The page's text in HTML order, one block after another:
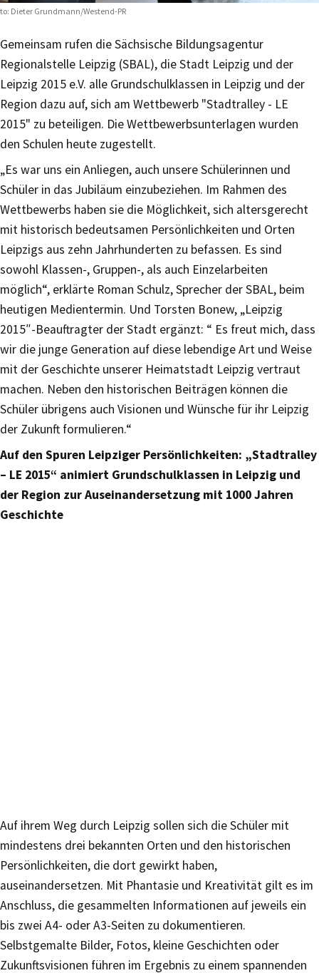
Dieter Grundmann/Westend-PR
Gemeinsam rufen die Sächsische Bildungsagentur
Regionalstelle Leipzig (SBAL), die Stadt Leipzig und der
Leipzig 2015 e.V. alle Grundschulklassen in Leipzig und der
Region dazu auf, sich am Wettbewerb "Stadtralley - LE
2015" zu beteiligen. Die Wettbewerbsunterlagen wurden
den Schulen heute zugestellt.
„Es war uns ein Anliegen, auch unsere Schülerinnen und
Schüler in das Jubiläum einzubeziehen. Im Rahmen des
Wettbewerbs haben sie die Möglichkeit, sich altersgerecht
mit historisch bedeutsamen Persönlichkeiten und Orten
Leipzigs aus zehn Jahrhunderten zu befassen. Es sind
sowohl Klassen-, Gruppen-, als auch Einzelarbeiten
möglich“, erklärte Roman Schulz, Sprecher der SBAL, beim
heutigen Medientermin. Und Torsten Bonew, „Leipzig
2015″-Beauftragter der Stadt ergänzt: “ Es freut mich, dass
wir die junge Generation auf diese lebendige Art und Weise
mit der Geschichte unserer Heimatstadt Leipzig vertraut
machen. Neben den historischen Beiträgen können die
Schüler übrigens auch Visionen und Wünsche für ihr Leipzig
der Zukunft formulieren.“
Auf den Spuren Leipziger Persönlichkeiten: „Stadtralley
– LE 2015“ animiert Grundschulklassen in Leipzig und
der Region zur Auseinandersetzung mit 1000 Jahren
Geschichte
Auf ihrem Weg durch Leipzig sollen sich die Schüler mit
mindestens drei bekannten Orten und den historischen
Persönlichkeiten, die dort gewirkt haben,
auseinandersetzen. Mit Phantasie und Kreativität gilt es im
Anschluss, die gesammelten Informationen auf jeweils ein
bis zwei A4- oder A3-Seiten zu dokumentieren.
Selbstgemalte Bilder, Fotos, kleine Geschichten oder
Zukunftsvisionen führen im Ergebnis zu einem spannenden